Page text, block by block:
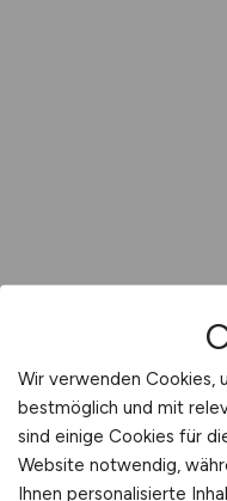
Wir verwenden Cookies,
bestmöglich und mit
sind einige Cookies für
Website notwendig,
Ihnen personalisierte